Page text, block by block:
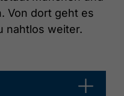
Von dort geht es
nahtlos weiter.